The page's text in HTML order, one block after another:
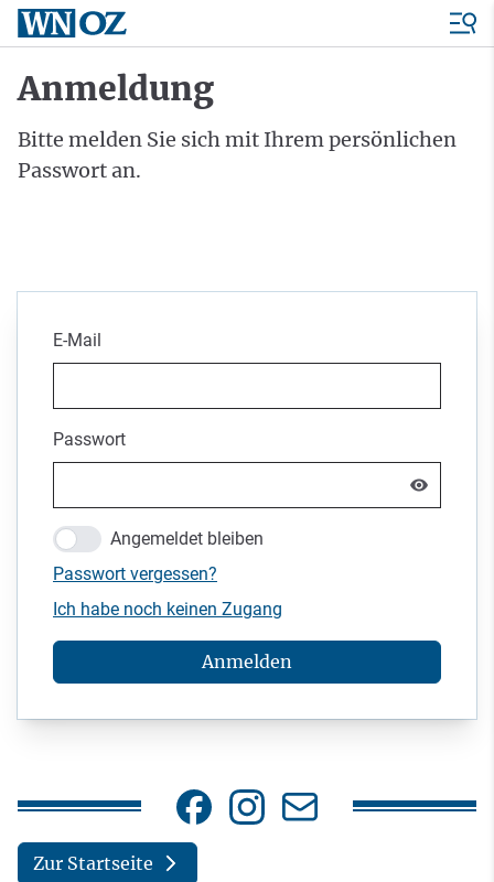
Anmeldung
Bitte melden Sie sich mit Ihrem persönlichen
Passwort an.
E-Mail
Passwort
Angemeldet bleiben
Passwort vergessen?
Ich habe noch keinen Zugang
Anmelden
Zur Startseite